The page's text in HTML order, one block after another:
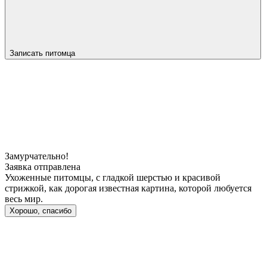
Записать питомца
Замурчательно!
Заявка отправлена
Ухоженные питомцы, с гладкой шерстью и красивой
стрижкой, как дорогая известная картина, которой любуется
весь мир.
Хорошо, спасибо